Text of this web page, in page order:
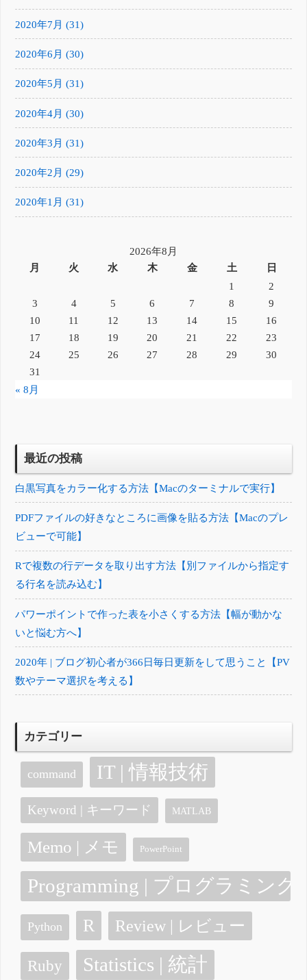
2020年7月 (31)
2020年6月 (30)
2020年5月 (31)
2020年4月 (30)
2020年3月 (31)
2020年2月 (29)
2020年1月 (31)
2026年8月
月
火 水 木 金 土
日
1
2
3
4 5 6 7 8
9
10
11 12 13 14 15
16
17
18 19 20 21 22
23
24
25 26 27 28 29
30
31
« 8月
最近の投稿
白黒写真をカラー化する方法【Macのターミナルで実行】
PDFファイルの好きなところに画像を貼る方法【Macのプレ
ビューで可能】
Rで複数の行データを取り出す方法【別ファイルから指定す
る行名を読み込む】
パワーポイントで作った表を小さくする方法【幅が動かな
いと悩む方へ】
2020年 | ブログ初心者が366日毎日更新をして思うこと【PV
数やテーマ選択を考える】
カテゴリー
command IT | 情報技術
Keyword | キーワード MATLAB
Memo | メモ PowerPoint
Programming | プログラミング
Python R Review | レビュー
Ruby Statistics | 統計